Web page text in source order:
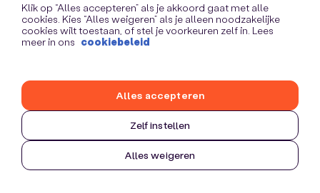
Klik op “Alles accepteren” als je akkoord gaat met alle
cookies. Kies “Alles weigeren” als je alleen noodzakelijke
cookies wilt toestaan, of stel je voorkeuren zelf in. Lees
meer in ons cookiebeleid
Zelf instellen
Alles weigeren
Alles accepteren